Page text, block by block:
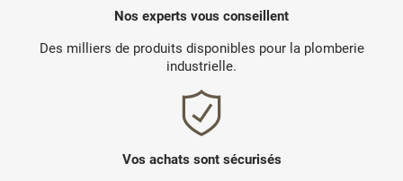
Nos experts vous conseillent
Des milliers de produits disponibles pour la plomberie
industrielle.
Vos achats sont sécurisés